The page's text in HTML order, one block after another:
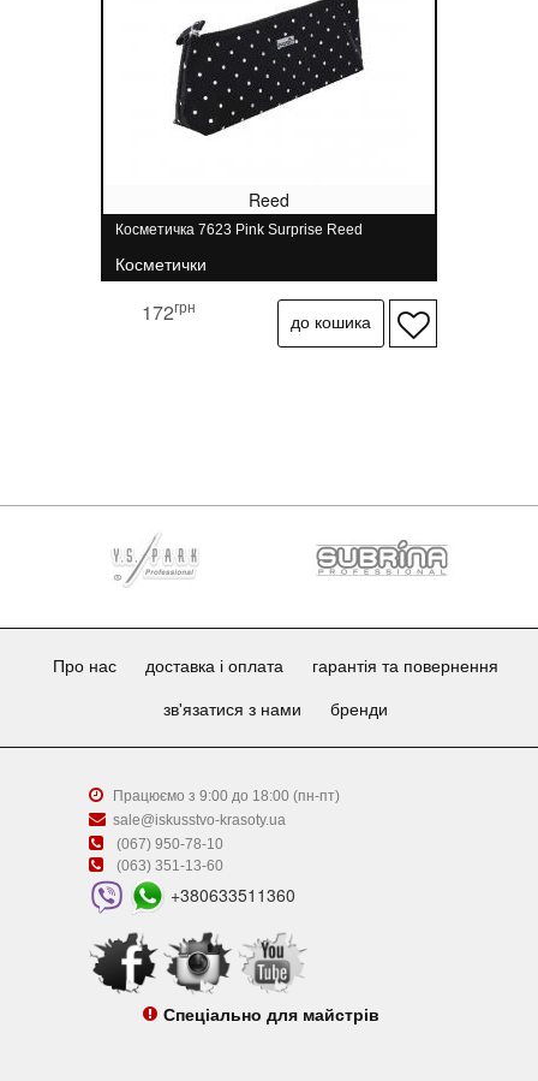
Reed
Косметичка 7623 Pink Surprise Reed
Косметички
172грн
Про нас доставка і оплата гарантія та повернення
зв'язатися з нами бренди
Працюємо з 9:00 до 18:00 (пн-пт)
sale@iskusstvo-krasoty.ua
(067) 950-78-10
(063) 351-13-60
+380633511360
Спеціально для майстрів